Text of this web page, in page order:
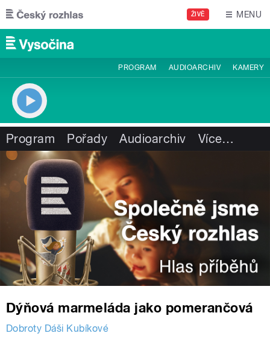
Přejít k hlavnímu obsahu
ŽIVĚ MENU
PROGRAM AUDIOARCHIV KAMERY
Program Pořady Audioarchiv Více…
Dýňová marmeláda jako pomerančová
Dobroty Dáši Kubíkové